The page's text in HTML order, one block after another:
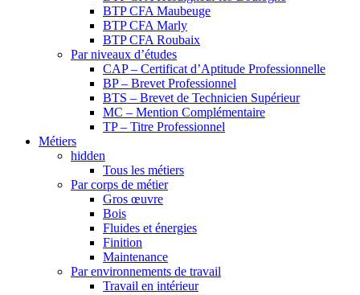
BTP CFA Maubeuge
BTP CFA Marly
BTP CFA Roubaix
Par niveaux d’études
CAP – Certificat d’Aptitude Professionnelle
BP – Brevet Professionnel
BTS – Brevet de Technicien Supérieur
MC – Mention Complémentaire
TP – Titre Professionnel
Métiers
hidden
Tous les métiers
Par corps de métier
Gros œuvre
Bois
Fluides et énergies
Finition
Maintenance
Par environnements de travail
Travail en intérieur